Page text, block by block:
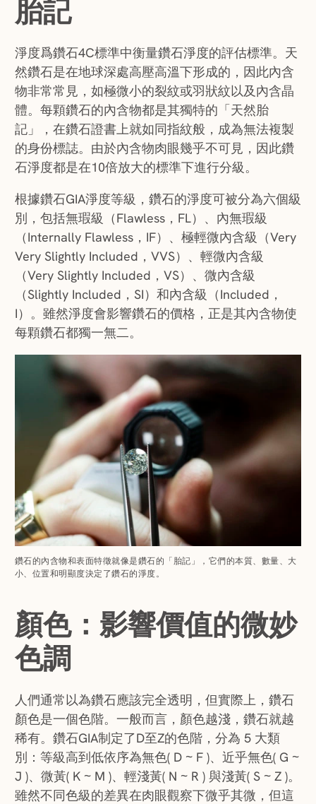
胎記
淨度爲鑽石4C標準中衡量鑽石淨度的評估標準。天
然鑽石是在地球深處高壓高溫下形成的，因此內含
物非常常見，如極微小的裂紋或羽狀紋以及內含晶
體。每顆鑽石的內含物都是其獨特的「天然胎
記」，在鑽石證書上就如同指紋般，成為無法複製
的身份標誌。由於內含物肉眼幾乎不可見，因此鑽
石淨度都是在10倍放大的標準下進行分級。
根據鑽石GIA淨度等級，鑽石的淨度可被分為六個級
別，包括無瑕級（Flawless，FL）、內無瑕級
（Internally Flawless，IF）、極輕微內含級（Very
Very Slightly Included，VVS）、輕微內含級
（Very Slightly Included，VS）、微內含級
（Slightly Included，SI）和內含級（Included，
I）。雖然淨度會影響鑽石的價格，正是其內含物使
每顆鑽石都獨一無二。
鑽石的內含物和表面特徵就像是鑽石的「胎記」，它們的本質、數量、大
小、位置和明顯度決定了鑽石的淨度。
顏色：影響價值的微妙
色調
人們通常以為鑽石應該完全透明，但實際上，鑽石
顏色是一個色階。一般而言，顏色越淺，鑽石就越
稀有。鑽石GIA制定了D至Z的色階，分為 5 大類
別：等級高到低依序為無色( D ~ F )、近乎無色( G ~
J )、微黃( K ~ M )、輕淺黃( N ~ R ) 與淺黃( S ~ Z )。
雖然不同色級的差異在肉眼觀察下微乎其微，但這